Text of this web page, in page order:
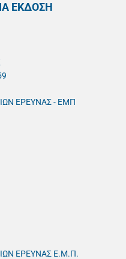
ΕΚΔΟΣΗ
ΕΡΕΥΝΑΣ - ΕΜΠ
ΕΡΕΥΝΑΣ Ε.Μ.Π.